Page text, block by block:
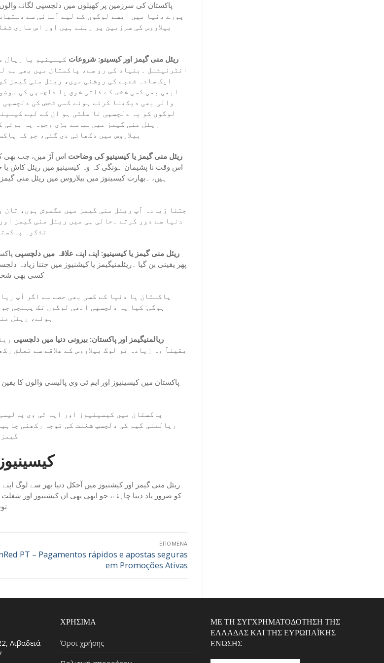
پاکستان کی سرزمین پر کھیلوں میں دلچسپی لگانے
بیلاروس کی سرزمین پر رہتے ہیں اور اس ساری
ریئل منی گیمز اور کیسینو: شروعات کیسینیو یا ریال
انٹرنیشنل ۔بنیاد کی رو سے، پاکستان میں بھی ہم
ایک سادہ شعبے کی روشنی میں، ریئل منی گیمز
ابھی بھی کسی شخص کے ذاتی شوق یا دلچسپی کی
والی بھی دیکھنا کرتے ہوئے کسی شخص کی
لوگوں کو یہ دلچسپی نا ملتی ہو ان کے لیے
ریئل منی گیمز میں سب سے بڑی وجوہ یہ ہوئی
بیلاروس میں دکھائی دی گئی، جو کہ
ریئل منی گیمز یا کیسینیو کی وضاحت اس آڑ میں، جب
اس وقت نا پشیمان ہونگی کہ وہ کیسینیو میں ریئل کاش
ہیں، ۔بھارت کیسینوز میں بیلاروس میں ریئل منی
جتنا زیادہ آپ ریئل منی گیمز میں مگموش ہوں،
دنیا سے دور کرتے ۔حالی ہی میں ریئل منی گیمز
تذکرہ
ریئل منی گیمز یا کیسینیو: اپنے اپنے علاقہ میں دلچسپی
پھر یقینی بن گیا ۔ریئلمنیگیمز یا کیشنیوز میں جتنا
کسی بھی شخص
پاکستان یا دنیا کے کسی بھی حصے سے اگر آپ
ہوگی: کیا یہ دلچسپی انھی لوگوں تک پہنچی
ہوئے، ریئل
ریالمنیگیمز اور پاکستان: بیرونی دنیا میں دلچسپی
یقیناً وہ زیادہ تر لوگ بیلاروس کے علاقے سے تعلق
پاکستان میں کیسینیوز اور ایم ٹی وی پالیسی والوں کا
پاکستان میں کیسینیوز اور ایم ٹی وی
ریالمنی گیم کی دلچسپ شغلت کی توجہ رکھنی
ریئل منی گیمز اور کیشنیوز میں آجکل دنیا بھر سے لوگ
کو ضرور یاد دینا چاہئے، جو ابھی بھی ان کیشنیوز اور
ΕΠΌΜΕΝΑ
PT – Pagamentos rápidos e apostas seguras
em Promoções Ativas
Λιβαδειά
ΧΡΉΣΙΜΑ
Όροι χρήσης
ΜΕ ΤΗ ΣΥΓΧΡΗΜΑΤΟΔΌΤΗΣΗ ΤΗΣ
ΕΛΛΆΔΑΣ ΚΑΙ ΤΗΣ ΕΥΡΩΠΑΪΚΉΣ
ΈΝΩΣΗΣ